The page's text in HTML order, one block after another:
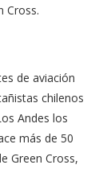
Cross.
de aviación
chilenos
Andes los
más de 50
Green Cross,